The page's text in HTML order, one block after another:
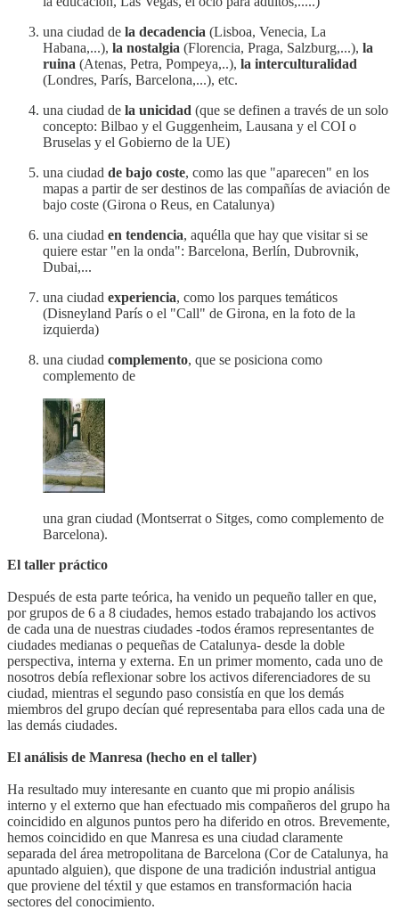
una ciudad de la decadencia (Lisboa, Venecia, La
Habana,...), la nostalgia (Florencia, Praga, Salzburg,...), la
ruina (Atenas, Petra, Pompeya,..), la interculturalidad
(Londres, París, Barcelona,...), etc.
una ciudad de la unicidad (que se definen a través de un solo
concepto: Bilbao y el Guggenheim, Lausana y el COI o
Bruselas y el Gobierno de la UE)
una ciudad de bajo coste, como las que "aparecen" en los
mapas a partir de ser destinos de las compañías de aviación de
bajo coste (Girona o Reus, en Catalunya)
una ciudad en tendencia, aquélla que hay que visitar si se
quiere estar "en la onda": Barcelona, Berlín, Dubrovnik,
Dubai,...
una ciudad experiencia, como los parques temáticos
(Disneyland París o el "Call" de Girona, en la foto de la
izquierda)
una ciudad complemento, que se posiciona como
complemento de
una gran ciudad (Montserrat o Sitges, como complemento de
Barcelona).
El taller práctico
Después de esta parte teórica, ha venido un pequeño taller en que,
por grupos de 6 a 8 ciudades, hemos estado trabajando los activos
de cada una de nuestras ciudades -todos éramos representantes de
ciudades medianas o pequeñas de Catalunya- desde la doble
perspectiva, interna y externa. En un primer momento, cada uno de
nosotros debía reflexionar sobre los activos diferenciadores de su
ciudad, mientras el segundo paso consistía en que los demás
miembros del grupo decían qué representaba para ellos cada una de
las demás ciudades.
El análisis de Manresa (hecho en el taller)
Ha resultado muy interesante en cuanto que mi propio análisis
interno y el externo que han efectuado mis compañeros del grupo ha
coincidido en algunos puntos pero ha diferido en otros. Brevemente,
hemos coincidido en que Manresa es una ciudad claramente
separada del área metropolitana de Barcelona (Cor de Catalunya, ha
apuntado alguien), que dispone de una tradición industrial antigua
que proviene del téxtil y que estamos en transformación hacia
sectores del conocimiento.